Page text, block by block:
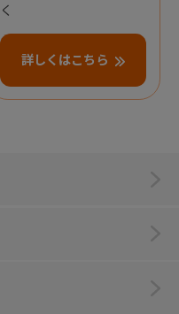
く
詳しくはこちら